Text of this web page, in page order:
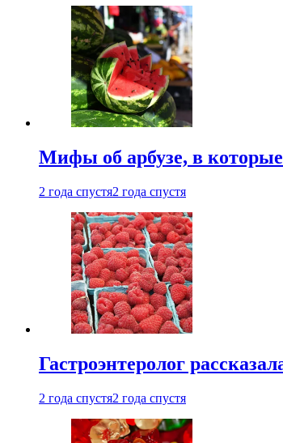
Мифы об арбузе, в которые
2 года спустя2 года спустя
Гастроэнтеролог
2 года спустя2 года спустя